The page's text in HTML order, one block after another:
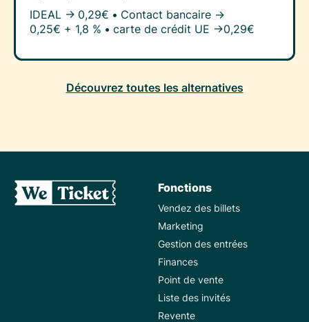
IDEAL → 0,29€ • Contact bancaire →
0,25€ + 1,8 % • carte de crédit UE →0,29€
Découvrez toutes les alternatives
Fonctions
Vendez des billets
Marketing
Gestion des entrées
Finances
Point de vente
Liste des invités
Revente